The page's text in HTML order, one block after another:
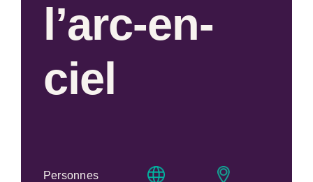
l’arc-en-
ciel
Personnes